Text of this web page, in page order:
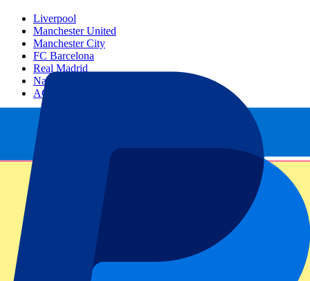
Liverpool
Manchester United
Manchester City
FC Barcelona
Real Madrid
Napoli
AC Milan
Populaire events
GP Spanje
Alle sporten